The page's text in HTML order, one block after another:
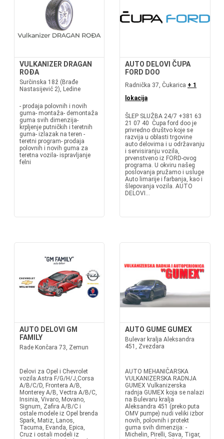
VULKANIZER DRAGAN
ROĐA
Surčinska 18ž (Brađe
Nastasijević 2), Ledine
- prodaja polovnih i novih
guma- montaža- demontaža
guma svih dimenzija-
krpljenje putničkih i teretnih
guma- izlazak na teren -
teretni program- prodaja
polovnih i novih guma za
teretna vozila- ispravljanje
felni
AUTO DELOVI ČUPA
FORD DOO
Radnička 37, Čukarica + 1
lokacija
ŠLEP SLUŽBA 24/7 +381 63
21 07 40 Čupa ford doo je
privredno društvo koje se
razvija u oblasti trgovine
auto delovima i u održavanju
i servisiranju vozila,
prvenstveno iz FORD-ovog
programa. U okviru našeg
poslovanja pružamo i usluge
Auto limarije i farbanja, kao i
šlepovanja vozila. AUTO
DELOVI...
AUTO DELOVI GM
FAMILY
Rade Končara 73, Zemun
Delovi za Opel i Chevrolet
vozila:Astra F/G/H/J,Corsa
A/B/C/D, Frontera A/B,
Monterey A/B, Vectra A/B/C,
Insinia, Vivaro, Movano,
Signum, Zafira A/B/C i
ostale modele iz Opel brenda
Spark, Matiz, Lanos,
Tacuma, Evanda, Epica,
Cruz i ostali modeli iz
AUTO GUME GUMEX
Bulevar kralja Aleksandra
451, Zvezdara
AUTO MEHANIČARSKA
VULKANIZERSKA RADNJA
GUMEX Vulkanizerska
radnja GUMEX koja se nalazi
na Bulevaru kralja
Aleksandra 451 (preko puta
OMV pumpe) nudi veliki izbor
novih, polovnih i protekt
guma svih dimenzija: -
Michelin, Pirelli, Sava, Tigar,